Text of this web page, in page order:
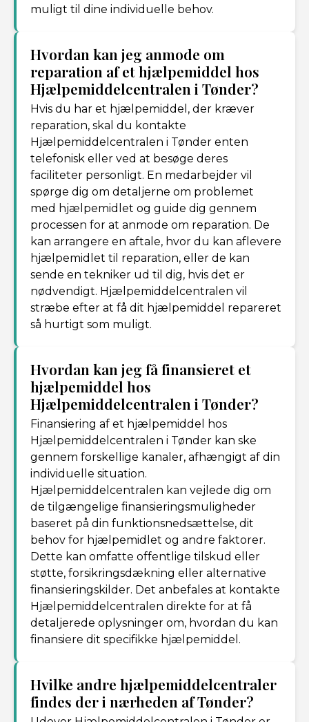
muligt til dine individuelle behov.
Hvordan kan jeg anmode om
reparation af et hjælpemiddel hos
Hjælpemiddelcentralen i Tønder?
Hvis du har et hjælpemiddel, der kræver
reparation, skal du kontakte
Hjælpemiddelcentralen i Tønder enten
telefonisk eller ved at besøge deres
faciliteter personligt. En medarbejder vil
spørge dig om detaljerne om problemet
med hjælpemidlet og guide dig gennem
processen for at anmode om reparation. De
kan arrangere en aftale, hvor du kan aflevere
hjælpemidlet til reparation, eller de kan
sende en tekniker ud til dig, hvis det er
nødvendigt. Hjælpemiddelcentralen vil
stræbe efter at få dit hjælpemiddel repareret
så hurtigt som muligt.
Hvordan kan jeg få finansieret et
hjælpemiddel hos
Hjælpemiddelcentralen i Tønder?
Finansiering af et hjælpemiddel hos
Hjælpemiddelcentralen i Tønder kan ske
gennem forskellige kanaler, afhængigt af din
individuelle situation.
Hjælpemiddelcentralen kan vejlede dig om
de tilgængelige finansieringsmuligheder
baseret på din funktionsnedsættelse, dit
behov for hjælpemidlet og andre faktorer.
Dette kan omfatte offentlige tilskud eller
støtte, forsikringsdækning eller alternative
finansieringskilder. Det anbefales at kontakte
Hjælpemiddelcentralen direkte for at få
detaljerede oplysninger om, hvordan du kan
finansiere dit specifikke hjælpemiddel.
Hvilke andre hjælpemiddelcentraler
findes der i nærheden af Tønder?